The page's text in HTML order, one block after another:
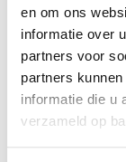
en om ons
informatie over
partners voor
partners
informatie die u
verzameld op